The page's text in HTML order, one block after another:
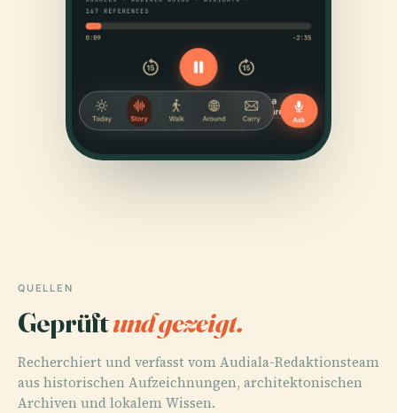
QUELLEN
Geprüftund gezeigt.
Recherchiert und verfasst vom Audiala-Redaktionsteam
aus historischen Aufzeichnungen, architektonischen
Archiven und lokalem Wissen.